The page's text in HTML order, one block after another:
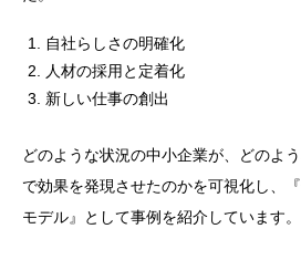
自社らしさの明確化
人材の採用と定着化
新しい仕事の創出
どのような状況の中小企業が、どのよ
で効果を発現させたのかを可視化し、
モデル』として事例を紹介しています。